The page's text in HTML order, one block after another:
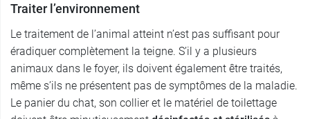
Traiter l’environnement
Le traitement de l’animal atteint n’est pas suffisant pour
éradiquer complètement la teigne. S’il y a plusieurs
animaux dans le foyer, ils doivent également être traités,
même s’ils ne présentent pas de symptômes de la maladie.
Le panier du chat, son collier et le matériel de toilettage